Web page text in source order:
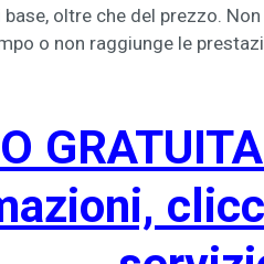
oltre che del prezzo.
o non raggiunge le